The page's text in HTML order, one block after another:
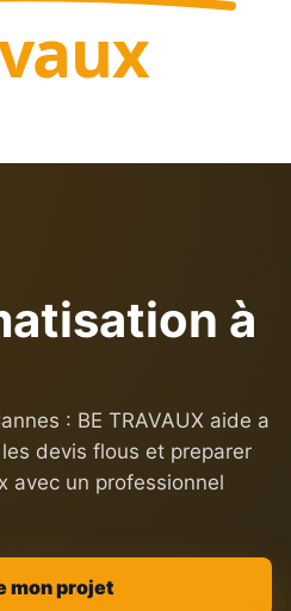
à
: BE TRAVAUX aide a
devis flous et preparer
avec un professionnel
mon projet